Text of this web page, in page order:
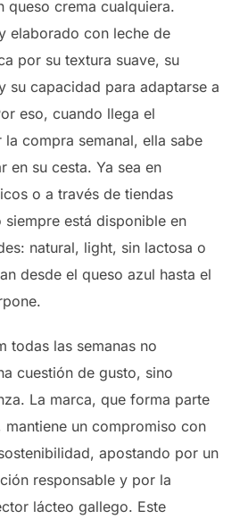
queso crema cualquiera.
elaborado con leche de
por su textura suave, su
su capacidad para adaptarse a
eso, cuando llega el
la compra semanal, ella sabe
en su cesta. Ya sea en
o a través de tiendas
está disponible en
natural, light, sin lactosa o
desde el queso azul hasta el
todas las semanas no
cuestión de gusto, sino
La marca, que forma parte
un compromiso con
apostando por un
responsable y por la
lácteo gallego. Este